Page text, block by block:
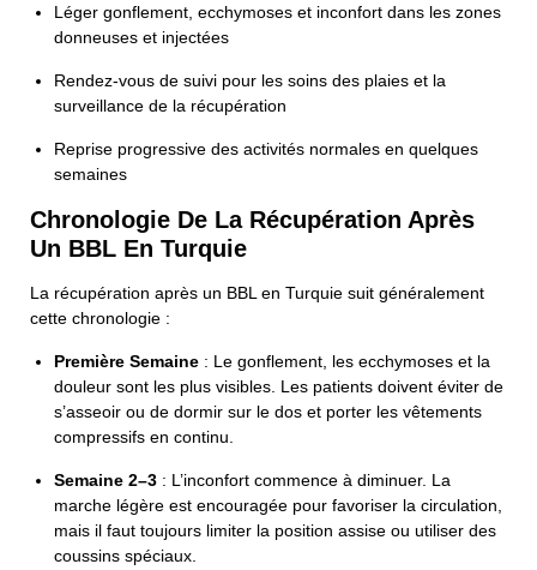
Léger gonflement, ecchymoses et inconfort dans les zones
donneuses et injectées
Rendez-vous de suivi pour les soins des plaies et la
surveillance de la récupération
Reprise progressive des activités normales en quelques
semaines
Chronologie De La Récupération Après
Un BBL En Turquie
La récupération après un BBL en Turquie suit généralement
cette chronologie :
Première Semaine : Le gonflement, les ecchymoses et la
douleur sont les plus visibles. Les patients doivent éviter de
s’asseoir ou de dormir sur le dos et porter les vêtements
compressifs en continu.
Semaine 2–3 : L’inconfort commence à diminuer. La
marche légère est encouragée pour favoriser la circulation,
mais il faut toujours limiter la position assise ou utiliser des
coussins spéciaux.